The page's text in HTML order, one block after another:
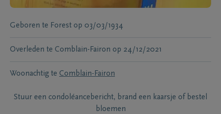
Geboren te Forest op 03/03/1934
Overleden te Comblain-Fairon op 24/12/2021
Woonachtig te Comblain-Fairon
Stuur een condoléancebericht, brand een kaarsje of bestel
bloemen